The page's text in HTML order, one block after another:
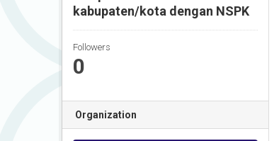
kabupaten/kota dengan NSPK
Followers
0
Organization